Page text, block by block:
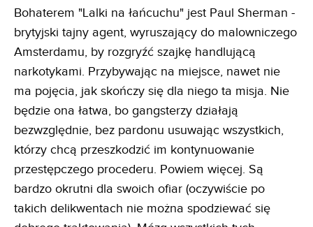
Bohaterem "Lalki na łańcuchu" jest Paul Sherman -
brytyjski tajny agent, wyruszający do malowniczego
Amsterdamu, by rozgryźć szajkę handlującą
narkotykami. Przybywając na miejsce, nawet nie
ma pojęcia, jak skończy się dla niego ta misja. Nie
będzie ona łatwa, bo gangsterzy działają
bezwzględnie, bez pardonu usuwając wszystkich,
którzy chcą przeszkodzić im kontynuowanie
przestępczego procederu. Powiem więcej. Są
bardzo okrutni dla swoich ofiar (oczywiście po
takich delikwentach nie można spodziewać się